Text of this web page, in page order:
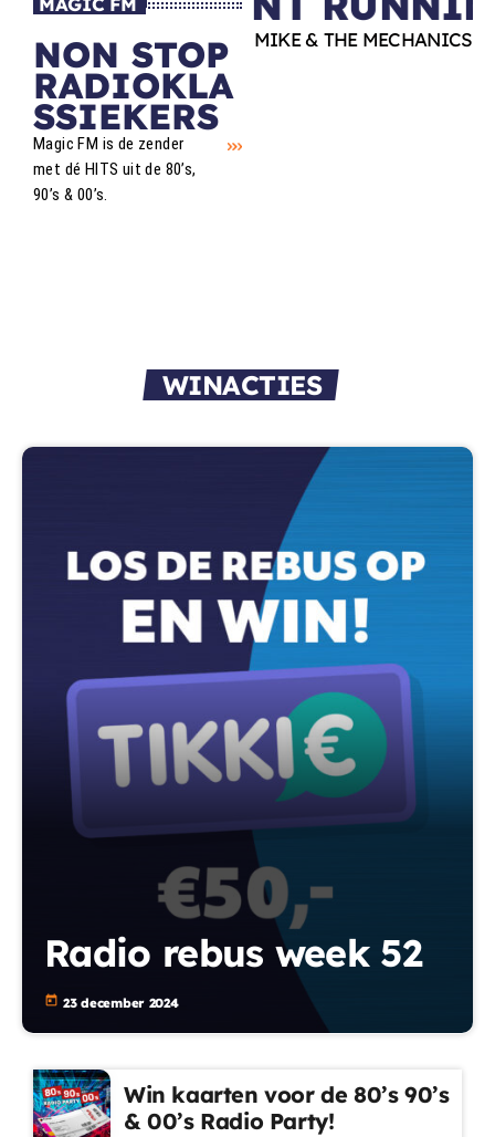
NON STOP
RADIOKLA
SSIEKERS
Magic FM is de zender
met dé HITS uit de 80’s,
90’s & 00’s.
MIKE & THE MECHANICS
WINACTIES
Radio rebus week 52
today 23 december 2024
Win kaarten voor de 80’s 90’s
& 00’s Radio Party!